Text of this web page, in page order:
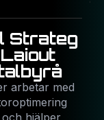
Strateg
arbetar med
och hjälper